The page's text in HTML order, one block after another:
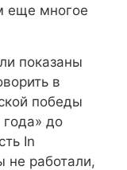
еще многое
показаны
в
победы
до
In
не работали,